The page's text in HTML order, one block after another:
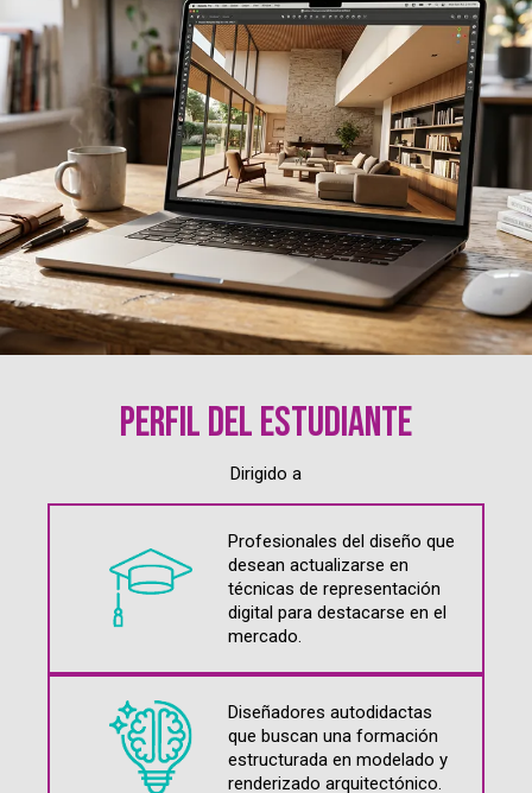
Perfil del estudiante
Dirigido a
Profesionales del diseño que
desean actualizarse en
técnicas de representación
digital para destacarse en el
mercado.
Diseñadores autodidactas
que buscan una formación
estructurada en modelado y
renderizado arquitectónico.